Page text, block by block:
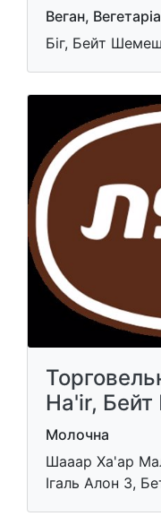
Веган,
Біг, Бейт
Ha'ir,
Молочна
Шааар Ха'ар
Ігаль Алон 3,